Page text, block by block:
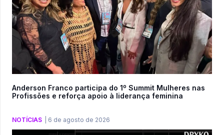
Anderson Franco participa do 1º Summit Mulheres nas
Profissões e reforça apoio à liderança feminina
NOTÍCIAS 6 de agosto de 2026